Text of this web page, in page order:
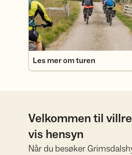
Les mer om turen
Velkommen til
vis hensyn
Når du besøker